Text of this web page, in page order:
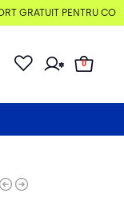
GRATUIT PENTRU
0